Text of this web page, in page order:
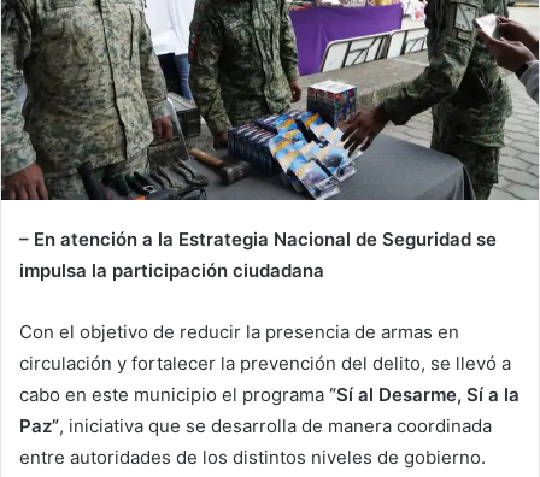
– En atención a la Estrategia Nacional de Seguridad se
impulsa la participación ciudadana
Con el objetivo de reducir la presencia de armas en
circulación y fortalecer la prevención del delito, se llevó a
cabo en este municipio el programa “Sí al Desarme, Sí a la
Paz”, iniciativa que se desarrolla de manera coordinada
entre autoridades de los distintos niveles de gobierno.